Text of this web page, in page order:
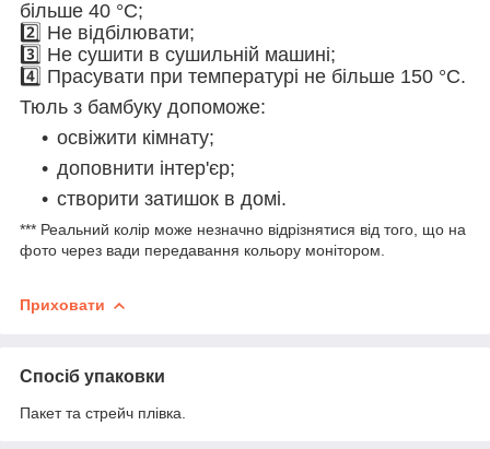
більше 40 °C;
2️⃣ Не відбілювати;
3️⃣ Не сушити в сушильній машині;
4️⃣ Прасувати при температурі не більше 150 °C.
Тюль з бамбуку допоможе:
освіжити кімнату;
доповнити інтер'єр;
створити затишок в домі.
*** Реальний колір може незначно відрізнятися від того, що на
фото через вади передавання кольору монітором.
Приховати
Спосіб упаковки
Пакет та стрейч плівка.